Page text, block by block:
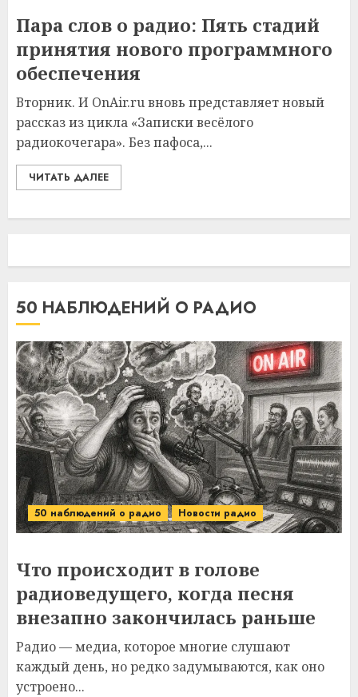
Пара слов о радио: Пять стадий
принятия нового программного
обеспечения
Вторник. И OnAir.ru вновь представляет новый
рассказ из цикла «Записки весёлого
радиокочегара». Без пафоса,...
ЧИТАТЬ ДАЛЕЕ
50 НАБЛЮДЕНИЙ О РАДИО
50 наблюдений о радио Новости радио
Что происходит в голове
радиоведущего, когда песня
внезапно закончилась раньше
Радио — медиа, которое многие слушают
каждый день, но редко задумываются, как оно
устроено...